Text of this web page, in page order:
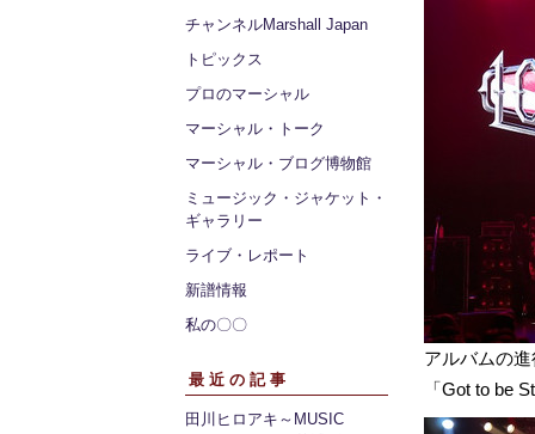
チャンネルMarshall Japan
トピックス
プロのマーシャル
マーシャル・トーク
マーシャル・ブログ博物館
ミュージック・ジャケット・
ギャラリー
ライブ・レポート
新譜情報
私の〇〇
最近の記事
田川ヒロアキ～MUSIC
アルバムの
「Got to be